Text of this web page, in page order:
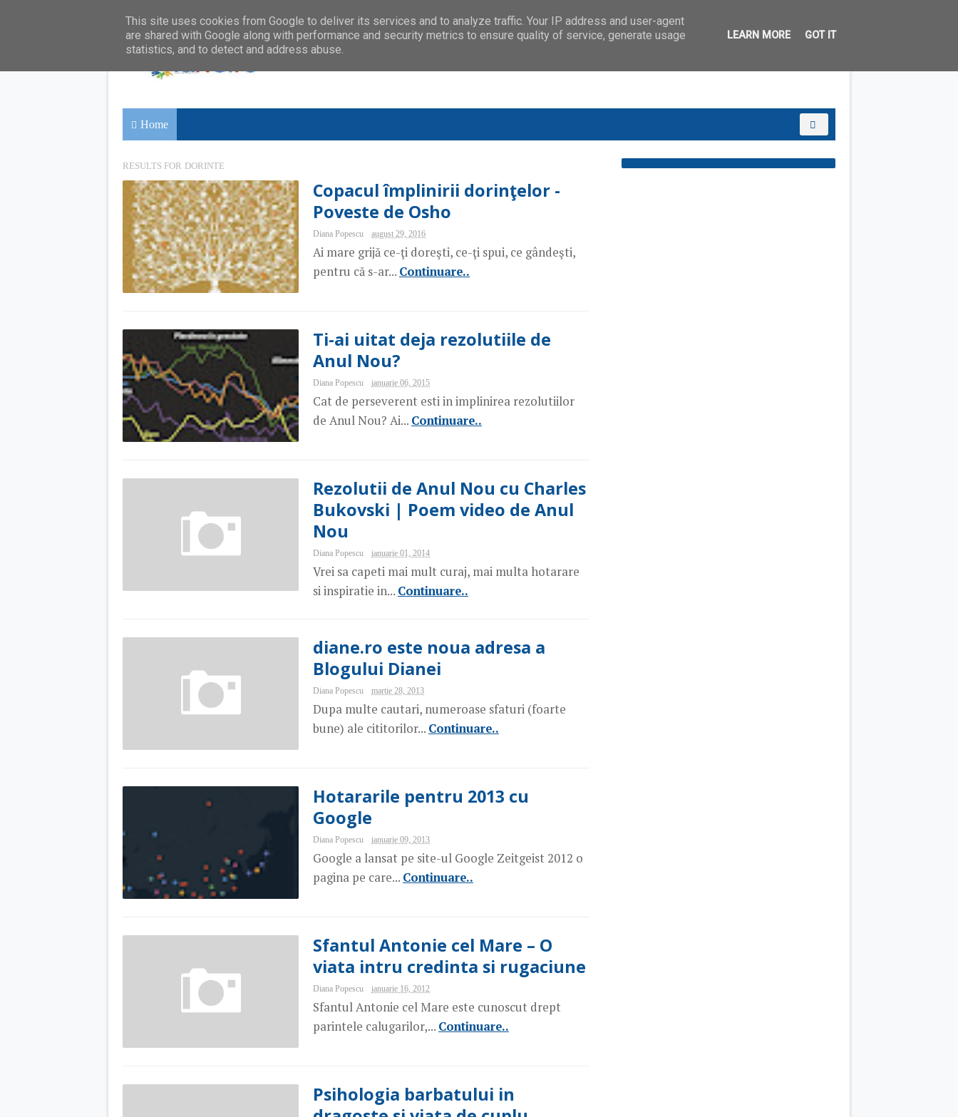
Home
RESULTS FOR DORINTE
Copacul împlinirii dorinţelor -
Poveste de Osho
Diana Popescu august 29, 2016
Ai mare grijă ce-ţi doreşti, ce-ţi spui, ce gândeşti,
pentru că s-ar... Continuare..
Ti-ai uitat deja rezolutiile de
Anul Nou?
Diana Popescu ianuarie 06, 2015
Cat de perseverent esti in implinirea rezolutiilor
de Anul Nou? Ai... Continuare..
Rezolutii de Anul Nou cu Charles
Bukovski | Poem video de Anul
Nou
Diana Popescu ianuarie 01, 2014
Vrei sa capeti mai mult curaj, mai multa hotarare
si inspiratie in... Continuare..
diane.ro este noua adresa a
Blogului Dianei
Diana Popescu martie 28, 2013
Dupa multe cautari, numeroase sfaturi (foarte
bune) ale cititorilor... Continuare..
Hotararile pentru 2013 cu
Google
Diana Popescu ianuarie 09, 2013
Google a lansat pe site-ul Google Zeitgeist 2012 o
pagina pe care... Continuare..
Sfantul Antonie cel Mare – O
viata intru credinta si rugaciune
Diana Popescu ianuarie 16, 2012
Sfantul Antonie cel Mare este cunoscut drept
parintele calugarilor,... Continuare..
Psihologia barbatului in
This site uses cookies from Google to deliver its services and to analyze traffic. Your IP address and user-agent
are shared with Google along with performance and security metrics to ensure quality of service, generate usage
statistics, and to detect and address abuse.
LEARN MORE GOT IT